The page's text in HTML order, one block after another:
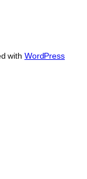
with WordPress